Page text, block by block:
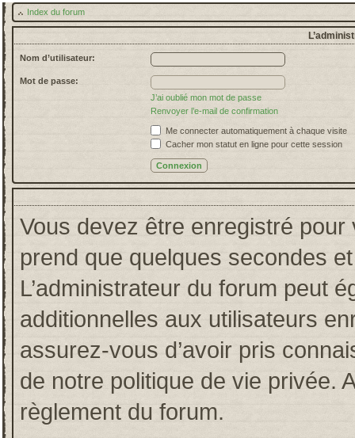
Index du forum
Nom d’utilisateur:
Mot de passe:
J’ai oublié mon mot de passe
Renvoyer l’e-mail de confirmation
Me connecter automatiquement à chaque visite
Cacher mon statut en ligne pour cette session
Vous devez être enregistré pour
prend que quelques secondes
L’administrateur du forum peut
additionnelles aux utilisateurs
assurez-vous d’avoir pris
de notre politique de vie privée.
règlement du forum.